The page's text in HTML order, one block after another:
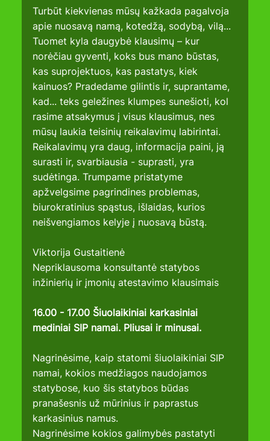
Turbūt kiekvienas mūsų kažkada pagalvoja
apie nuosavą namą, kotedžą, sodybą, vilą...
Tuomet kyla daugybė klausimų – kur
norėčiau gyventi, koks bus mano būstas,
kas suprojektuos, kas pastatys, kiek
kainuos? Pradedame gilintis ir, suprantame,
kad... teks geležines klumpes sunešioti, kol
rasime atsakymus į visus klausimus, nes
mūsų laukia teisinių reikalavimų labirintai.
Reikalavimų yra daug, informacija paini, ją
surasti ir, svarbiausia - suprasti, yra
sudėtinga. Trumpame pristatyme
apžvelgsime pagrindines problemas,
biurokratinius spąstus, išlaidas, kurios
neišvengiamos kelyje į nuosavą būstą.
Viktorija Gustaitienė
Nepriklausoma konsultantė statybos
inžinierių ir įmonių atestavimo klausimais
16.00 - 17.00 Šiuolaikiniai karkasiniai
mediniai SIP namai. Pliusai ir minusai.
Nagrinėsime, kaip statomi šiuolaikiniai SIP
namai, kokios medžiagos naudojamos
statybose, kuo šis statybos būdas
pranašesnis už mūrinius ir paprastus
karkasinius namus.
Nagrinėsime kokios galimybės pastatyti